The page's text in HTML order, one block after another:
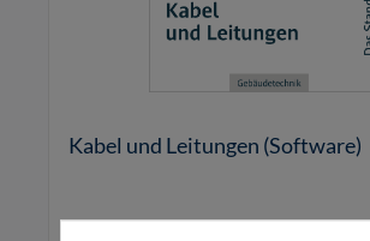
Kabel und Leitungen (Software)